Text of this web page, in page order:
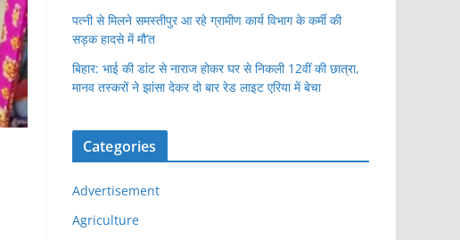
पत्नी से मिलने समस्तीपुर आ रहे ग्रामीण कार्य विभाग के कर्मी की
सड़क हादसे में मौ’त
बिहार: भाई की डांट से नाराज होकर घर से निकली 12वीं की छात्रा,
मानव तस्करों ने झांसा देकर दो बार रेड लाइट एरिया में बेचा
Categories
Advertisement
Agriculture